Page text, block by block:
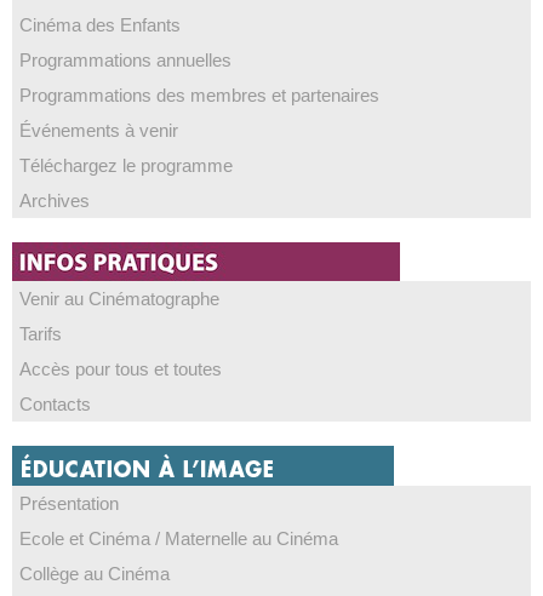
Cinéma des Enfants
Programmations annuelles
Programmations des membres et partenaires
Événements à venir
Téléchargez le programme
Archives
Venir au Cinématographe
Tarifs
Accès pour tous et toutes
Contacts
Présentation
Ecole et Cinéma / Maternelle au Cinéma
Collège au Cinéma